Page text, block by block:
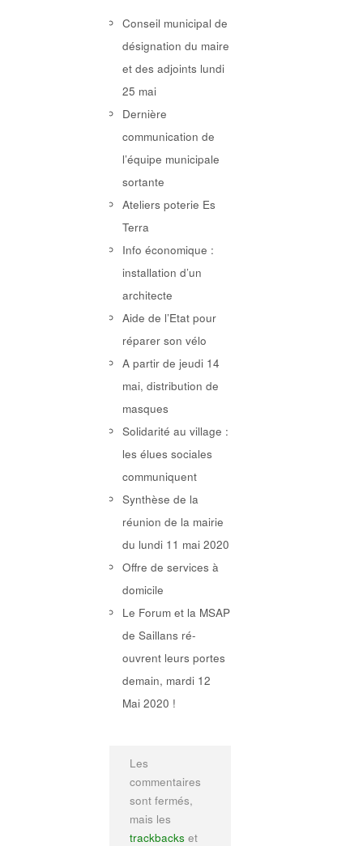
Conseil municipal de
désignation du maire
et des adjoints lundi
25 mai
Dernière
communication de
l’équipe municipale
sortante
Ateliers poterie Es
Terra
Info économique :
installation d’un
architecte
Aide de l’Etat pour
réparer son vélo
A partir de jeudi 14
mai, distribution de
masques
Solidarité au village :
les élues sociales
communiquent
Synthèse de la
réunion de la mairie
du lundi 11 mai 2020
Offre de services à
domicile
Le Forum et la MSAP
de Saillans ré-
ouvrent leurs portes
demain, mardi 12
Mai 2020 !
Les
commentaires
sont fermés,
mais les
trackbacks et